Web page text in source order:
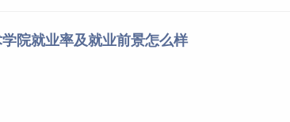
院就业率及就业前景怎么样